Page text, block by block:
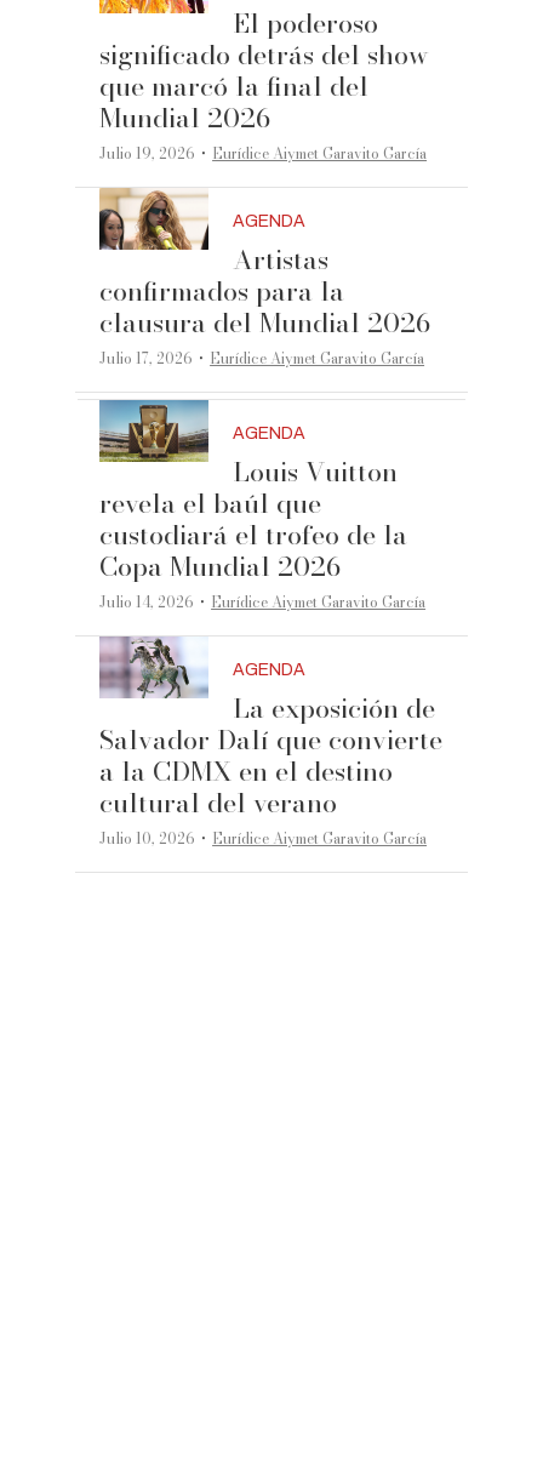
El poderoso
significado detrás del show
que marcó la final del
Mundial 2026
Julio 19, 2026 ·Eurídice Aiymet Garavito García
AGENDA
Artistas
confirmados para la
clausura del Mundial 2026
Julio 17, 2026 ·Eurídice Aiymet Garavito García
AGENDA
Louis Vuitton
revela el baúl que
custodiará el trofeo de la
Copa Mundial 2026
Julio 14, 2026 ·Eurídice Aiymet Garavito García
AGENDA
La exposición de
Salvador Dalí que convierte
a la CDMX en el destino
cultural del verano
Julio 10, 2026 ·Eurídice Aiymet Garavito García